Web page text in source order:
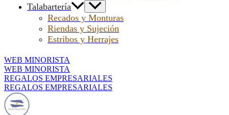
Talabartería
Recados y Monturas
Riendas y Sujeción
Estribos y Herrajes
WEB MINORISTA
WEB MINORISTA
REGALOS EMPRESARIALES
REGALOS EMPRESARIALES